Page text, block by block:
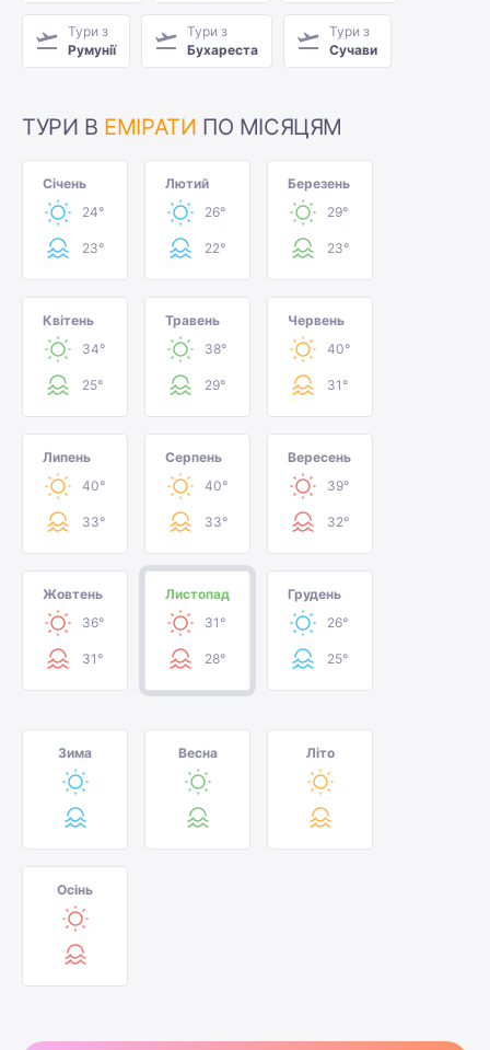
Тури з
Румунії
Тури з
Бухареста
Тури з
Сучави
ТУРИ В ЕМІРАТИ ПО МІСЯЦЯМ
Січень
24°
23°
Лютий
26°
22°
Березень
29°
23°
Квітень
34°
25°
Травень
38°
29°
Червень
40°
31°
Липень
40°
33°
Серпень
40°
33°
Вересень
39°
32°
Жовтень
36°
31°
Листопад
31°
28°
Грудень
26°
25°
Зима Весна Літо
Осінь